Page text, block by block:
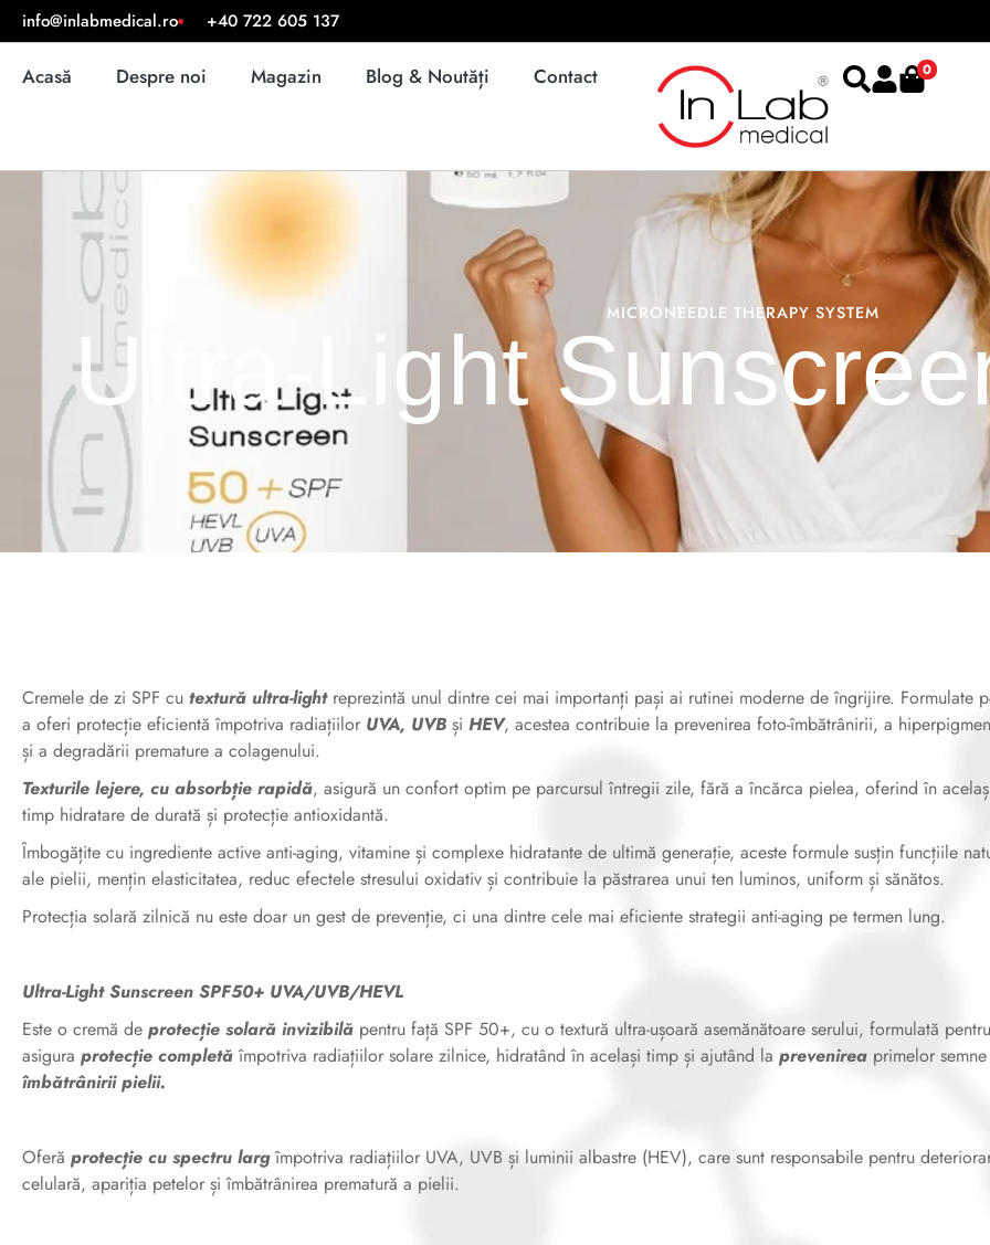
info@inlabmedical.ro +40 722 605 137
Acasă Despre noi Magazin Blog & Noutăți Contact 0
MICRONEEDLE THERAPY SYSTEM
Ultra-Light
Cremele de zi SPF cu textură ultra-lightreprezintă unul dintre cei mai importanți pași ai rutinei moderne de îngrijire. Formulate
a oferi protecție eficientă împotriva radiațiilor UVA, UVB și HEV, acestea contribuie la prevenirea foto-îmbătrânirii, a
și a degradării premature a colagenului.
Texturile lejere, cu absorbție rapidă, asigură un confort optim pe parcursul întregii zile, fără a încărca pielea, oferind în
timp hidratare de durată și protecție antioxidantă.
Îmbogățite cu ingrediente active anti-aging, vitamine și complexe hidratante de ultimă generație, aceste formule susțin funcțiile
ale pielii, mențin elasticitatea, reduc efectele stresului oxidativ și contribuie la păstrarea unui ten luminos, uniform și sănătos.
Protecția solară zilnică nu este doar un gest de prevenție, ci una dintre cele mai eficiente strategii anti-aging pe termen lung.
Ultra-Light Sunscreen SPF50+ UVA/UVB/HEVL
Este o cremă de protecție solară invizibilă pentru față SPF 50+, cu o textură ultra-ușoară asemănătoare serului, formulată
asigura protecție completăîmpotriva radiațiilor solare zilnice, hidratând în același timp și ajutând la prevenirea primelor
îmbătrânirii pielii.
Oferă protecție cu spectru largîmpotriva radiațiilor UVA, UVB și luminii albastre (HEV), care sunt responsabile pentru
celulară, apariția petelor și îmbătrânirea prematură a pielii.